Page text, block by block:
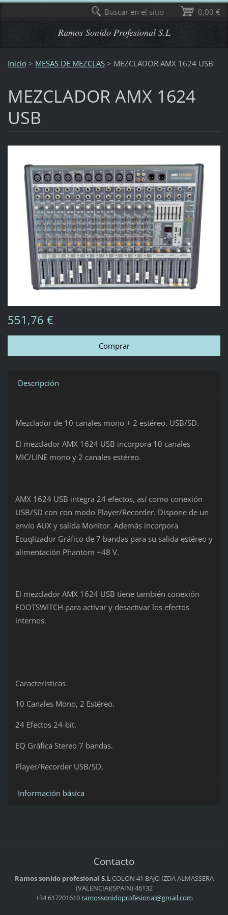
Ramos Sonido Profesional S.L
Inicio > MESAS DE MEZCLAS > MEZCLADOR AMX 1624 USB
MEZCLADOR AMX 1624
USB
551,76 €
Descripción
Mezclador de 10 canales mono + 2 estéreo. USB/SD.
El mezclador AMX 1624 USB incorpora 10 canales
MIC/LINE mono y 2 canales estéreo.
AMX 1624 USB integra 24 efectos, así como conexión
USB/SD con con modo Player/Recorder. Dispone de un
envío AUX y salida Monitor. Además incorpora
Ecuqlizador Gráfico de 7 bandas para su salida estéreo y
alimentación Phantom +48 V.
El mezclador AMX 1624 USB tiene también conexión
FOOTSWITCH para activar y desactivar los efectos
internos.
Características
10 Canales Mono, 2 Estéreo.
24 Efectos 24-bit.
EQ Gráfica Stereo 7 bandas.
Player/Recorder USB/SD.
Información básica
Contacto
Ramos sonido profesional S.LCOLON 41 BAJO IZDAALMASSERA
(VALENCIA)(SPAIN)46132
+34 617201610 ramossonidoprofesional@gmail.com
0,00 €
Buscar en el sitio